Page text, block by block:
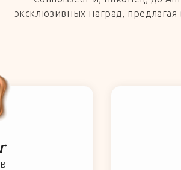
эксклюзивных наград,